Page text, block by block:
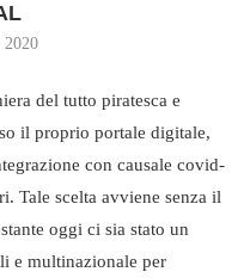
2020
del tutto piratesca e
il proprio portale digitale,
con causale covid-
Tale scelta avviene senza il
oggi ci sia stato un
e multinazionale per